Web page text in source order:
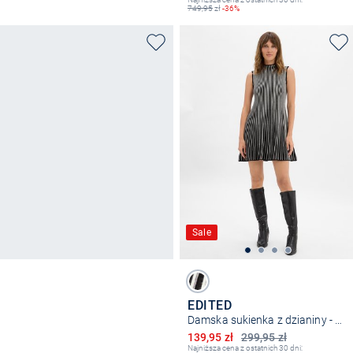
749,95zł-36%
Sale
EDITED
Damska sukienka z dzianiny - Lillesol
299,95 zł
Obniżona cena
139,95 zł
Najniższa cena z ostatnich 30 dni: